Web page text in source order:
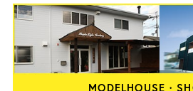
MODELHOUSE・